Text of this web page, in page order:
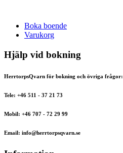
Boka boende
Varukorg
Hjälp vid bokning
HerrtorpsQvarn för bokning och övriga frågor:
Tele: +46 511 - 37 21 73
Mobil: +46 707 - 72 29 99
Email: info@herrtorpsqvarn.se